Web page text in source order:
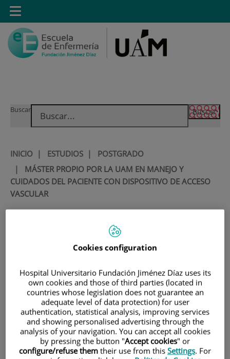
Saltar al contenido
SaltarBuscar
Toggle
navigation
INICIO| ESTUDIOS| POSTGRADO
| MÁSTER PROPIO POR LA UAM EN MANEJO Y
CUIDADOS DEL PACIENTE CON DISPOSITIVO DE ACCESO
VASCULAR
Máster Propio por la UAM
en Manejo y Cuidados del
Paciente con Dispositivo
de Acceso Vascular
"Este Máster permite a los estudiantes desarrollar
conocimientos y aspectos profesionales relacionados con los
cuidados de los accesos vasculares, conocimientos que
inciden directamente en la seguridad y bienestar de los
pacientes."
Cookies configuration
Hospital Universitario Fundación Jiménez Díaz uses its
own cookies and those of third parties (located in
countries whose legislation does not guarantee an
adequate level of data protection) for user
authentication, statistical analysis, improving services
and showing personalised advertising through the
analysis of your navigation. You can accept all cookies
by pressing the button "Accept cookies" or
configure/refuse them their use from this Settings. For